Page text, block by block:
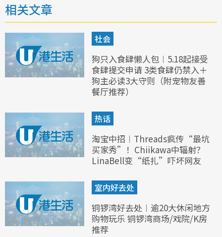
相关文章
社会
狗只入食肆懒人包︱5.18起接受
食肆提交申请 3类食肆仍禁入＋
狗主必读3大守则（附宠物友善
餐厅推荐）
热话
淘宝中招︱Threads疯传“最坑
买家秀”！Chiikawa中辐射？
LinaBell变“纸扎”吓坏网友
室内好去处
铜锣湾好去处︱逾20大休闲地方
购物玩乐 铜锣湾商场/戏院/K房
推荐